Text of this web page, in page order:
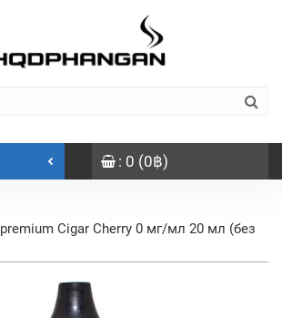
: 0 (0฿)
Cigar Cherry 0 мг/мл 20 мл (без